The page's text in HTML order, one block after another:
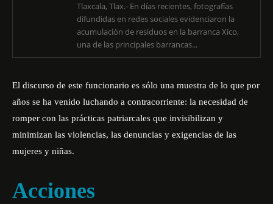
Tlaxcala, Tlax.- En días recientes, fotografías
difundidas en redes sociales evidenciaron la
acumulación de residuos en la barranca Xico,
una de las principales barrancas...
El discurso de este funcionario es sólo una muestra de lo que por
años se ha venido luchando a contracorriente: la necesidad de
romper con las prácticas patriarcales que invisibilizan y
minimizan las violencias, las denuncias y exigencias de las
mujeres y niñas.
Acciones